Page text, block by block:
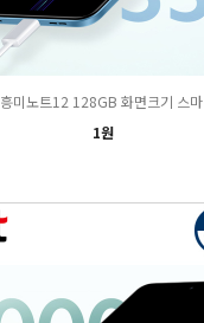
흥미노트12 128GB 화면크기 스마
1원